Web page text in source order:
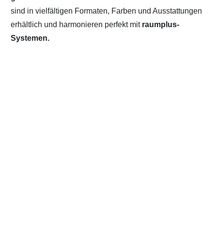
sind in vielfältigen Formaten, Farben und Ausstattungen
erhältlich und harmonieren perfekt mit raumplus-
Systemen.